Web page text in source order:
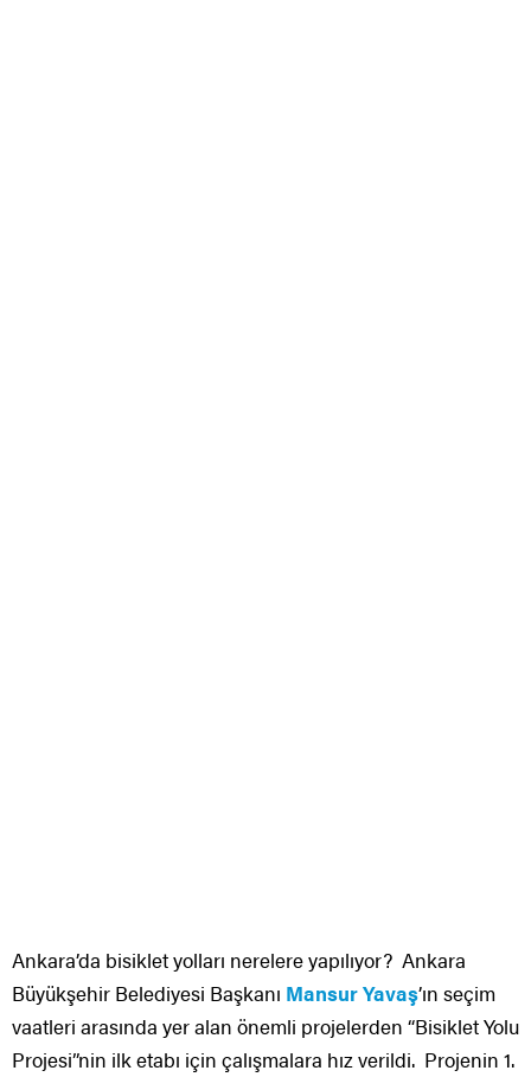
Ankara’da bisiklet yolları nerelere yapılıyor? Ankara
Büyükşehir Belediyesi Başkanı Mansur Yavaş’ın seçim
vaatleri arasında yer alan önemli projelerden “Bisiklet Yolu
Projesi”nin ilk etabı için çalışmalara hız verildi. Projenin 1.